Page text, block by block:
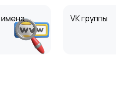
VK группы
Telegram